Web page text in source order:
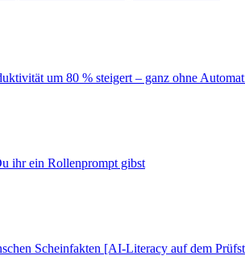
um 80 % steigert – ganz ohne
ihr ein Rollenprompt gibst
Scheinfakten [AI-Literacy auf dem